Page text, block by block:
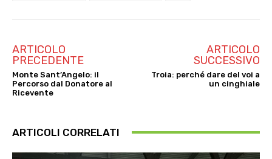
ARTICOLO
PRECEDENTE
Monte Sant’Angelo: il
Percorso dal Donatore al
Ricevente
ARTICOLO
SUCCESSIVO
Troia: perché dare del voi a
un cinghiale
ARTICOLI CORRELATI